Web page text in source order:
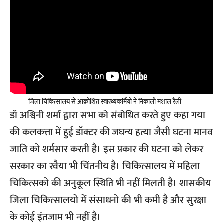
जिला चिकित्सालय से आक्रोशित स्वास्थ्यकर्मियों ने निकाली मशाल रैली
डॉ अश्विनी शर्मा द्वारा सभा को संबोधित करते हुए कहा गया
की कलकत्ता में हुई डॉक्टर की जघन्य हत्या जैसी घटना मानव
जाति को शर्मसार करती है। इस प्रकार की घटना को लेकर
सरकार का रवैया भी चिंतनीय है। चिकित्सालय में महिला
चिकित्सको की अनुकूल स्थिति भी नहीं मिलती है। शासकीय
जिला चिकित्सालयो में संसाधनो की भी कमी है और सुरक्षा
के कोई इंतजाम भी नहीं है।